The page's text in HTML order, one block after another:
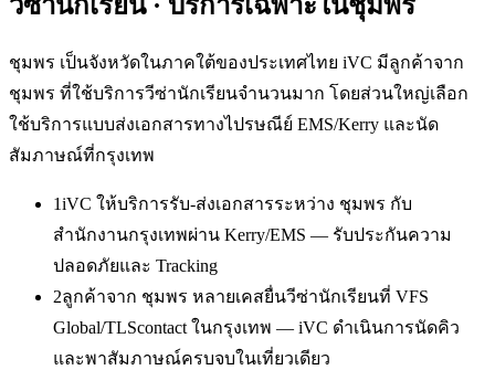
ชุมพร เป็นจังหวัดในภาคใต้ของประเทศไทย iVC มีลูกค้าจาก
ชุมพร ที่ใช้บริการวีซ่านักเรียนจำนวนมาก โดยส่วนใหญ่เลือก
ใช้บริการแบบส่งเอกสารทางไปรษณีย์ EMS/Kerry และนัด
สัมภาษณ์ที่กรุงเทพ
1iVC ให้บริการรับ-ส่งเอกสารระหว่าง ชุมพร กับ
สำนักงานกรุงเทพผ่าน Kerry/EMS — รับประกันความ
ปลอดภัยและ Tracking
2ลูกค้าจาก ชุมพร หลายเคสยื่นวีซ่านักเรียนที่ VFS
Global/TLScontact ในกรุงเทพ — iVC ดำเนินการนัดคิว
และพาสัมภาษณ์ครบจบในเที่ยวเดียว